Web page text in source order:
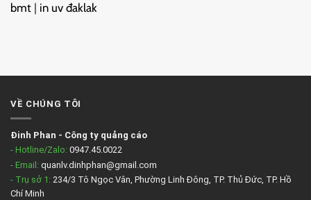
bmt | in uv đaklak
VỀ CHÚNG TÔI
Đinh Phan - Công ty quảng cáo
- Hotline/Zalo: 0947.45.0022
- Email: quanlv.dinhphan@gmail.com
- Trụ sở 1: 234/3 Tô Ngọc Vân, Phường Linh Đông, TP. Thủ Đức, TP. Hồ
Chí Minh